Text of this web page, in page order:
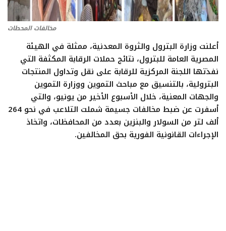
تقارير
مقالات
مجتمع البترول
دليل شركات البترول المصرية
ايجبس
مخالفات المحطات
أعلنت وزارة البترول والثروة المعدنية، ممثلة في الهيئة
المصرية العامة للبترول، نتائج حملات الرقابة المكثفة التي
نفذتها اللجنة المركزية للرقابة على نقل وتداول المنتجات
البترولية، بالتنسيق مع مباحث التموين ووزارة التموين
والجهات المعنية، خلال الأسبوع الأخير من يونيو، والتي
أسفرت عن ضبط مخالفات جسيمة شملت التلاعب في نحو 264
ألف لتر من السولار والبنزين بعدد من المحافظات، واتخاذ
الإجراءات القانونية الفورية بحق المخالفين.